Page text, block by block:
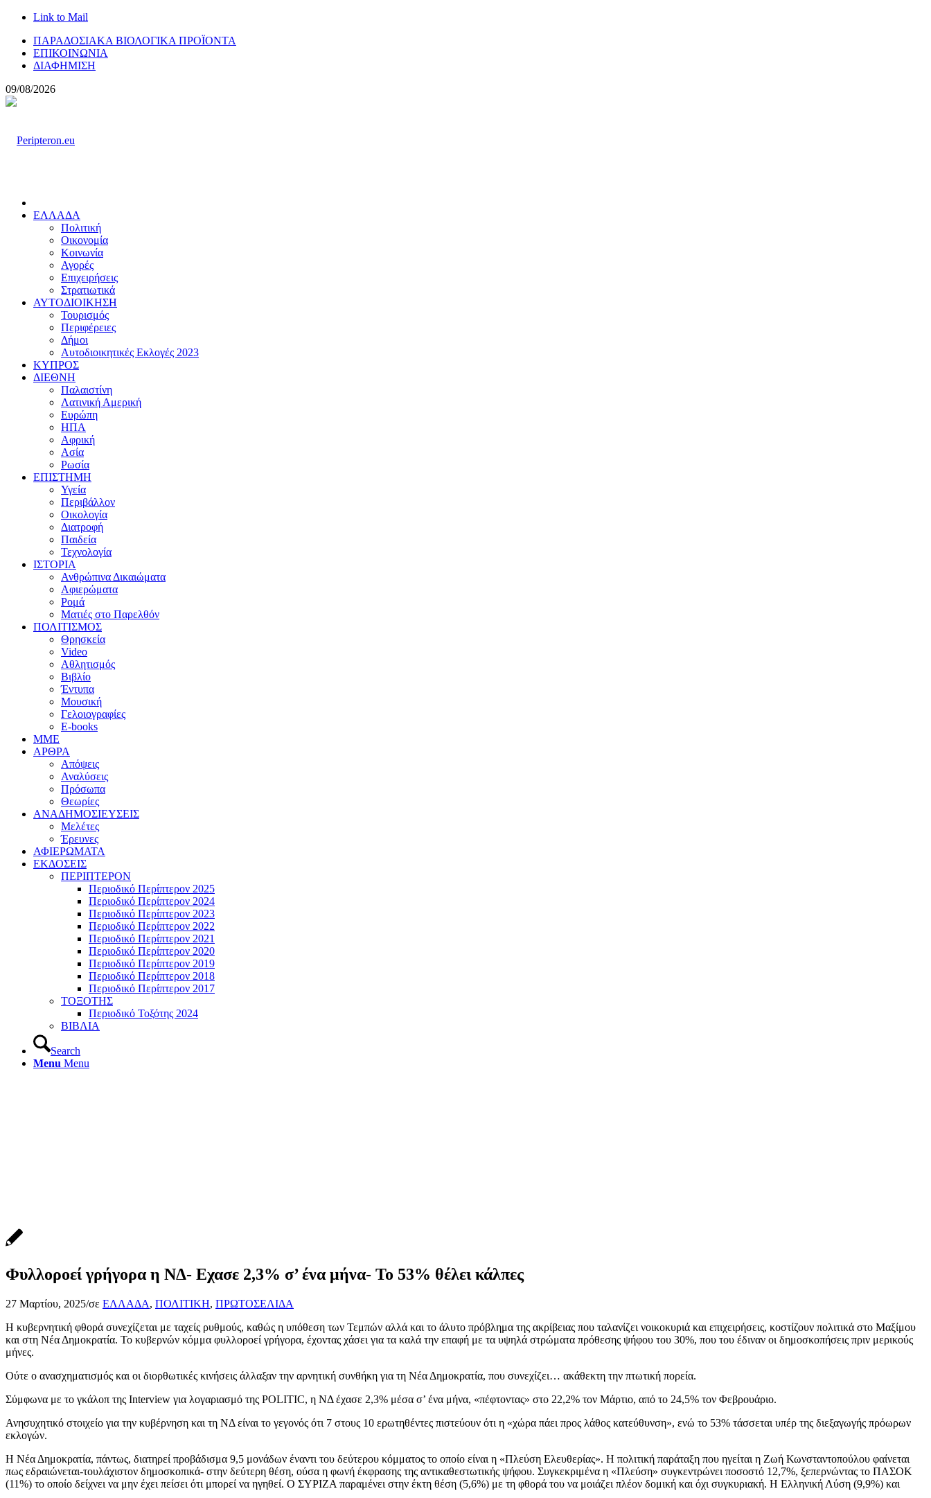
Link to Mail
ΠΑΡΑΔΟΣΙΑΚΑ ΒΙΟΛΟΓΙΚΑ ΠΡΟΪΟΝΤΑ
ΕΠΙΚΟΙΝΩΝΙΑ
ΔΙΑΦΗΜΙΣΗ
09/08/2026
ΕΛΛΑΔΑ
Πολιτική
Οικονομία
Κοινωνία
Αγορές
Επιχειρήσεις
Στρατιωτικά
ΑΥΤΟΔΙΟΙΚΗΣΗ
Τουρισμός
Περιφέρειες
Δήμοι
Αυτοδιοικητικές Εκλογές 2023
ΚΥΠΡΟΣ
ΔΙΕΘΝΗ
Παλαιστίνη
Λατινική Αμερική
Ευρώπη
ΗΠΑ
Αφρική
Ασία
Ρωσία
ΕΠΙΣΤΗΜΗ
Υγεία
Περιβάλλον
Οικολογία
Διατροφή
Παιδεία
Τεχνολογία
ΙΣΤΟΡΙΑ
Ανθρώπινα Δικαιώματα
Αφιερώματα
Ρομά
Ματιές στο Παρελθόν
ΠΟΛΙΤΙΣΜΟΣ
Θρησκεία
Video
Αθλητισμός
Βιβλίο
Έντυπα
Μουσική
Γελοιογραφίες
E-books
MME
ΑΡΘΡΑ
Απόψεις
Αναλύσεις
Πρόσωπα
Θεωρίες
ΑΝΑΔΗΜΟΣΙΕΥΣΕΙΣ
Μελέτες
Έρευνες
ΑΦΙΕΡΩΜΑΤΑ
ΕΚΔΟΣΕΙΣ
ΠΕΡΙΠΤΕΡΟΝ
Περιοδικό Περίπτερον 2025
Περιοδικό Περίπτερον 2024
Περιοδικό Περίπτερον 2023
Περιοδικό Περίπτερον 2022
Περιοδικό Περίπτερον 2021
Περιοδικό Περίπτερον 2020
Περιοδικό Περίπτερον 2019
Περιοδικό Περίπτερον 2018
Περιοδικό Περίπτερον 2017
ΤΟΞΟΤΗΣ
Περιοδικό Τοξότης 2024
ΒΙΒΛΙΑ
Search
Menu Menu
Φυλλοροεί γρήγορα η ΝΔ- Εχασε 2,3% σ’ ένα μήνα- Το 53% θέλει κάλπες
27 Μαρτίου, 2025/σε ΕΛΛΑΔΑ, ΠΟΛΙΤΙΚΗ, ΠΡΩΤΟΣΕΛΙΔΑ
Η κυβερνητική φθορά συνεχίζεται με ταχείς ρυθμούς, καθώς η υπόθεση των Τεμπών αλλά και το άλυτο πρόβλημα της ακρίβειας που ταλανίζει νοικοκυριά και επιχειρήσεις, κοστίζουν πολιτικά στο Μαξίμου
και στη Νέα Δημοκρατία. Το κυβερνών κόμμα φυλλοροεί γρήγορα, έχοντας χάσει για τα καλά την επαφή με τα υψηλά στρώματα πρόθεσης ψήφου του 30%, που του έδιναν οι δημοσκοπήσεις πριν μερικούς
μήνες.
Ούτε ο ανασχηματισμός και οι διορθωτικές κινήσεις άλλαξαν την αρνητική συνθήκη για τη Νέα Δημοκρατία, που συνεχίζει… ακάθεκτη την πτωτική πορεία.
Σύμφωνα με το γκάλοπ της Interview για λογαριασμό της POLITIC, η ΝΔ έχασε 2,3% μέσα σ’ ένα μήνα, «πέφτοντας» στο 22,2% τον Μάρτιο, από το 24,5% τον Φεβρουάριο.
Ανησυχητικό στοιχείο για την κυβέρνηση και τη ΝΔ είναι το γεγονός ότι 7 στους 10 ερωτηθέντες πιστεύουν ότι η «χώρα πάει προς λάθος κατεύθυνση», ενώ το 53% τάσσεται υπέρ της διεξαγωγής πρόωρων
εκλογών.
Η Νέα Δημοκρατία, πάντως, διατηρεί προβάδισμα 9,5 μονάδων έναντι του δεύτερου κόμματος το οποίο είναι η «Πλεύση Ελευθερίας». Η πολιτική παράταξη που ηγείται η Ζωή Κωνσταντοπούλου φαίνεται
πως εδραιώνεται-τουλάχιστον δημοσκοπικά- στην δεύτερη θέση, ούσα η φωνή έκφρασης της αντικαθεστωτικής ψήφου. Συγκεκριμένα η «Πλεύση» συγκεντρώνει ποσοστό 12,7%, ξεπερνώντας το ΠΑΣΟΚ
(11%) το οποίο δείχνει να μην έχει πείσει ότι μπορεί να ηγηθεί. Ο ΣΥΡΙΖΑ παραμένει στην έκτη θέση (5,6%) με τη φθορά του να μοιάζει πλέον δομική και όχι συγκυριακή. Η Ελληνική Λύση (9,9%) και